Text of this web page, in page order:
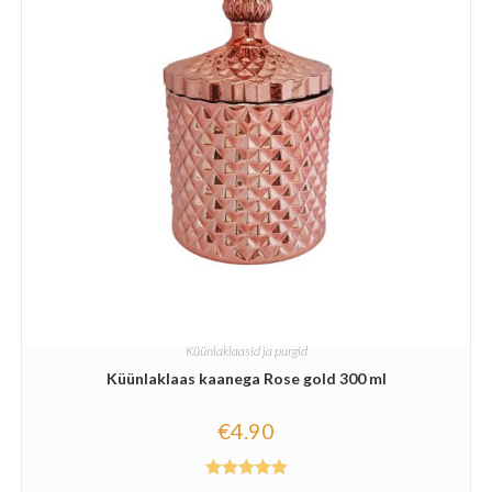
Küünlaklaasid ja purgid
Küünlaklaas kaanega Rose gold 300 ml
€4.90